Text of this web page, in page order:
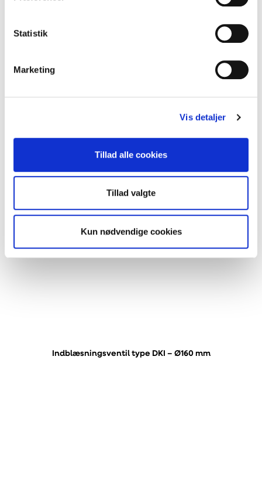
Statistik
Marketing
Vis detaljer
Tillad alle cookies
Tillad valgte
Kun nødvendige cookies
Indblæsningsventil type DKI – Ø125 mm
Indblæsningsventil type DKI – Ø160 mm